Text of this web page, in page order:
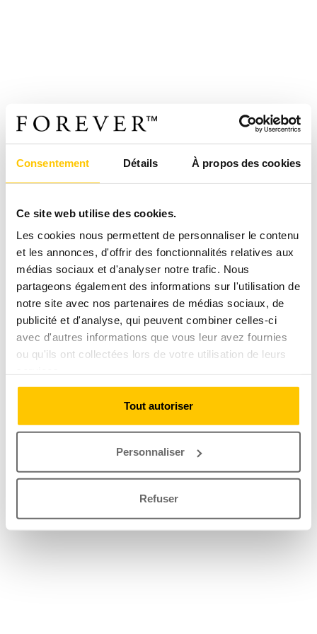
Consentement Détails À propos des cookies
Ce site web utilise des cookies.
Les cookies nous permettent de personnaliser le contenu
et les annonces, d'offrir des fonctionnalités relatives aux
médias sociaux et d'analyser notre trafic. Nous
partageons également des informations sur l'utilisation de
notre site avec nos partenaires de médias sociaux, de
publicité et d'analyse, qui peuvent combiner celles-ci
avec d'autres informations que vous leur avez fournies
ou qu'ils ont collectées lors de votre utilisation de leurs
Tout autoriser
Personnaliser
Refuser